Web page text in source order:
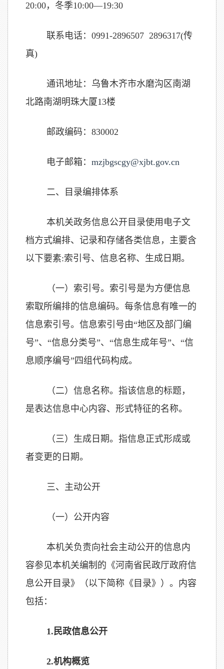
20:00，冬季10:00—19:30
联系电话： 0991-2896507 2896317(传
真)
通讯地址：乌鲁木齐市水磨沟区南湖
北路南湖明珠大厦13楼
邮政编码： 830002
电子邮箱： mzjbgscgy@xjbt.gov.cn
二、目录编排体系
本机关政务信息公开目录使用电子文
档方式编排、记录和存储各类信息，主要含
以下要素:索引号、信息名称、生成日期。
（一）索引号。 索引号是为方便信息
索取所编排的信息编码。每条信息有唯一的
信息索引号。信息索引号由“地区及部门编
号”、“信息分类号”、“信息生成年号”、“信
息顺序编号”四组代码构成。
（二）信息名称。 指该信息的标题，
是表达信息中心内容、形式特征的名称。
（三）生成日期。 指信息正式形成或
者变更的日期。
三、主动公开
（一）公开内容
本机关负责向社会主动公开的信息内
容参见本机关编制的《河南省民政厅政府信
息公开目录》（以下简称《目录》）。内容
包括：
1.民政信息公开
2.机构概览